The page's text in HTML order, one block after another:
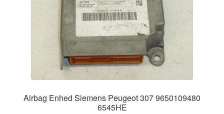
Airbag Enhed Siemens Peugeot 307 9650109480
6545HE